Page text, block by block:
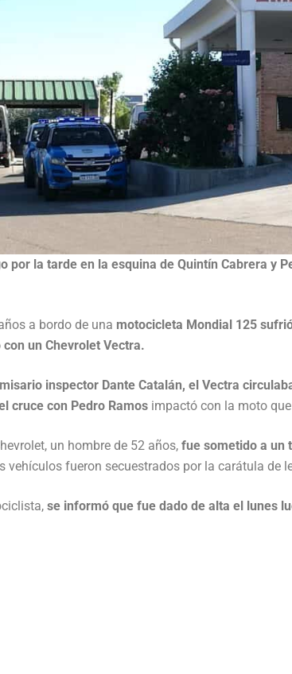
por la tarde en la esquina de Quintín Cabrera y
a bordo de una motocicleta Mondial 125
un Chevrolet Vectra.
inspector Dante Catalán, el Vectra
cruce con Pedro Ramos impactó con la moto
un hombre de 52 años, fue sometido a un
vehículos fueron secuestrados por la carátula de
se informó que fue dado de alta el lunes